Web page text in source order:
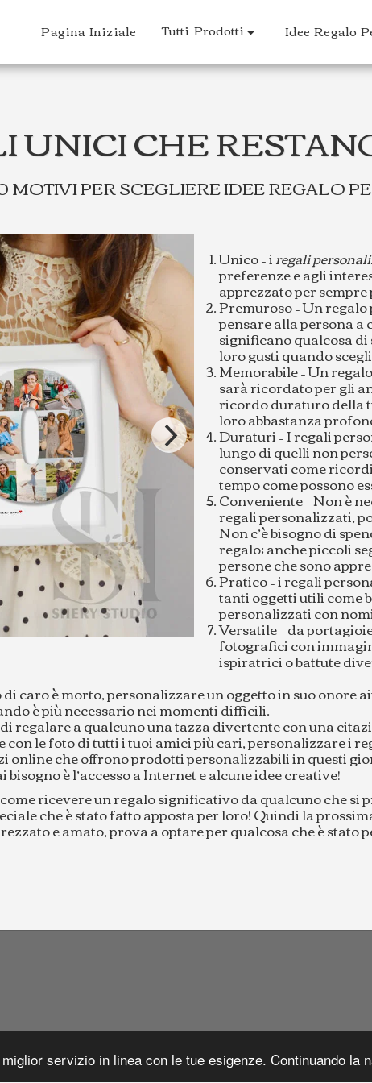
servizio in linea con le tue esigenze. Continuando la
Pagina Iniziale Tutti Prodotti Idee Regalo
UNICI CHE
MOTIVI PER SCEGLIERE IDEE REGALO
Unico – iregali
preferenze e agli
apprezzato per
Premuroso – Un
pensare alla persona
significano qualcosa di
loro gusti quando
Memorabile – Un
sarà ricordato per gli
ricordo duraturo della
loro abbastanza
Duraturi – I regali
lungo di quelli non
conservati come
tempo come possono
Conveniente – Non è
regali personalizzati,
Non c’è bisogno di
regalo; anche piccoli
persone che sono
Pratico – i regali
tanti oggetti utili come
personalizzati con
Versatile – da
fotografici con
ispiratrici o battute
caro è morto, personalizzare un oggetto in suo onore
è più necessario nei momenti difficili.
regalare a qualcuno una tazza divertente con una
con le foto di tutti i tuoi amici più cari, personalizzare i
online che offrono prodotti personalizzabili in questi
è l’accesso a Internet e alcune idee creative!
ricevere un regalo significativo da qualcuno che
che è stato fatto apposta per loro! Quindi la
e amato, prova a optare per qualcosa che è stato